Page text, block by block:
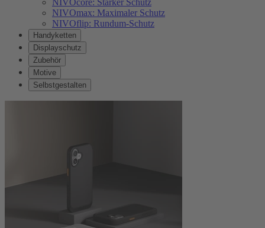
NIVOcore: Starker Schutz
NIVOmax: Maximaler Schutz
NIVOflip: Rundum-Schutz
Handyketten
Displayschutz
Zubehör
Motive
Selbstgestalten